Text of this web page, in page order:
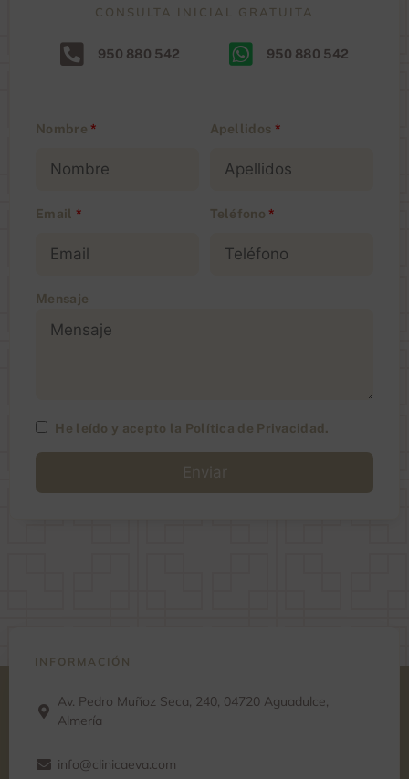
CONSULTA INICIAL GRATUITA
950 880 542 950 880 542
Nombre * Apellidos *
Email * Teléfono *
Mensaje
He leído y acepto la Política de Privacidad.
INFORMACIÓN
Av. Pedro Muñoz Seca, 240, 04720 Aguadulce,
Almería
info@clinicaeva.com